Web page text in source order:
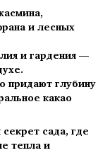
и лесных
и гардения —
придают глубину
какао
сада, где
тепла и